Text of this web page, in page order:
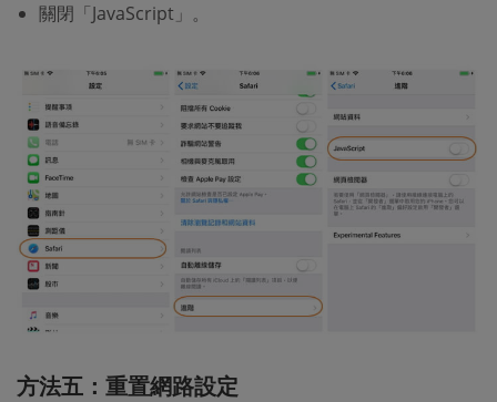
關閉「JavaScript」。
方法五：重置網路設定